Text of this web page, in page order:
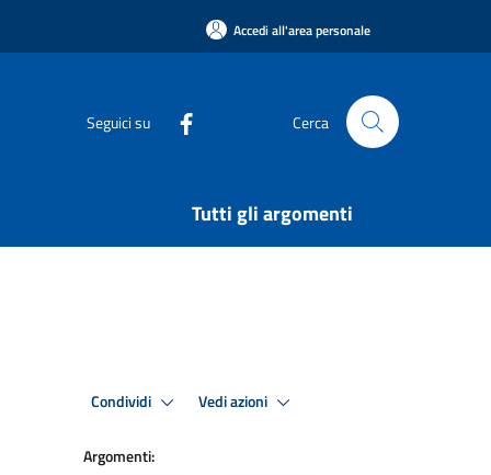
Accedi all'area personale
Seguici su Cerca
Tutti gli argomenti
Condividi Vedi azioni
Argomenti: